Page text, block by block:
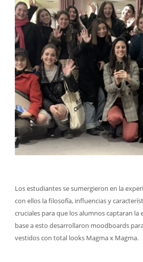
Los estudiantes se sumergieron en la
con ellos la filosofía, influencias y
cruciales para que los alumnos captaran la
base a esto desarrollaron moodboards
vestidos con total looks Magma x Magma.